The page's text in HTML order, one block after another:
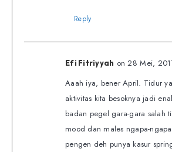
Reply
Efi Fitriyyah on 28 Mei,
Aaah iya, bener April. Tidur
aktivitas kita besoknya jadi
badan pegel gara-gara salah
mood dan males ngapa-
pengen deh punya kasur